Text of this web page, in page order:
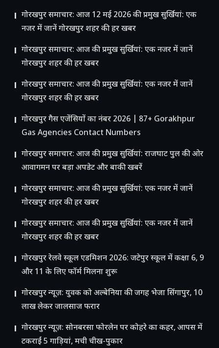
गोरखपुर समाचार: आज 12 मई 2026 की प्रमुख सुर्खियां: एक
नजर में जानें गोरखपुर शहर की हर खबर
गोरखपुर समाचार: आज की प्रमुख सुर्खियां: एक नजर में जानें
गोरखपुर शहर की हर खबर
गोरखपुर समाचार: आज की प्रमुख सुर्खियां: एक नजर में जानें
गोरखपुर शहर की हर खबर
गोरखपुर गैस एजेंसियों का नंबर 2026 | 87+ Gorakhpur
Gas Agencies Contact Numbers
गोरखपुर समाचार: आज की प्रमुख सुर्खियां: राजघाट पुल की ओर
आवागमन पर बड़ा अपडेट और बाकी खबरें
गोरखपुर समाचार: आज की प्रमुख सुर्खियां: एक नजर में जानें
गोरखपुर शहर की हर खबर
गोरखपुर समाचार: आज की प्रमुख सुर्खियां: एक नजर में जानें
गोरखपुर शहर की हर खबर
गोरखपुर रेलवे स्कूल एडमिशन 2026: जटेपुर स्कूल में कक्षा 6, 9
और 11 के लिए फॉर्म मिलना शुरू
गोरखपुर न्यूज़: युवक को अल्बेनिया की जगह भेजा सिंगापुर, 10
लाख लेकर जालसाज फरार
गोरखपुर न्यूज़: सोनबरसा फोरलेन पर कोहरे का कहर, आपस में
टकराईं 5 गाड़ियां, मची चीख-पुकार